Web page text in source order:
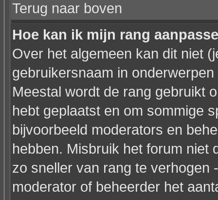
Terug naar boven
Hoe kan ik mijn rang
Over het algemeen kan dit niet
gebruikersnaam in
Meestal wordt de rang gebruikt
hebt geplaatst en om sommige
bijvoorbeeld moderators en
hebben. Misbruik het forum niet
zo sneller van rang te verhogen
moderator of beheerder het